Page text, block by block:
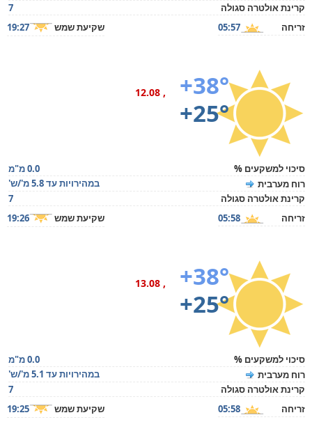
קרינת אולטרה סגולה
7
זריחה
05:57 שקיעת שמש 19:27
+38°
+25°
, 12.08
סיכוי למשקעים %
0.0 מ"מ
רוח מערבית
במהירויות עד 5.8 מ'/ש'
קרינת אולטרה סגולה
7
זריחה
05:58 שקיעת שמש 19:26
+38°
+25°
, 13.08
סיכוי למשקעים %
0.0 מ"מ
רוח מערבית
במהירויות עד 5.1 מ'/ש'
קרינת אולטרה סגולה
7
זריחה
05:58 שקיעת שמש 19:25